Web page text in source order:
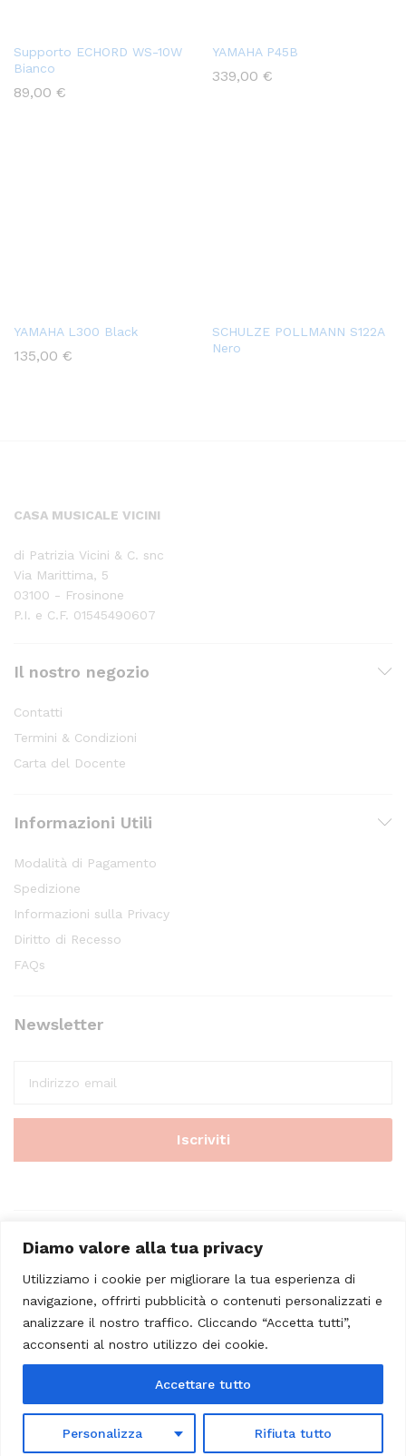
Diamo valore alla tua privacy
Utilizziamo i cookie per migliorare la tua esperienza di
navigazione, offrirti pubblicità o contenuti personalizzati e
analizzare il nostro traffico. Cliccando “Accetta tutti”,
acconsenti al nostro utilizzo dei cookie.
Personalizza Rifiuta tutto
Accettare tutto
Supporto ECHORD WS-10W
Bianco
89,00 €
YAMAHA P45B
339,00 €
YAMAHA L300 Black
135,00 €
SCHULZE POLLMANN S122A
Nero
CASA MUSICALE VICINI
di Patrizia Vicini & C. snc
Via Marittima, 5
03100 - Frosinone
P.I. e C.F. 01545490607
Il nostro negozio
Contatti
Termini & Condizioni
Carta del Docente
Informazioni Utili
Modalità di Pagamento
Spedizione
Informazioni sulla Privacy
Diritto di Recesso
FAQs
Newsletter
© 2023 - Casa Musicale Vicini. All Rights Reserved